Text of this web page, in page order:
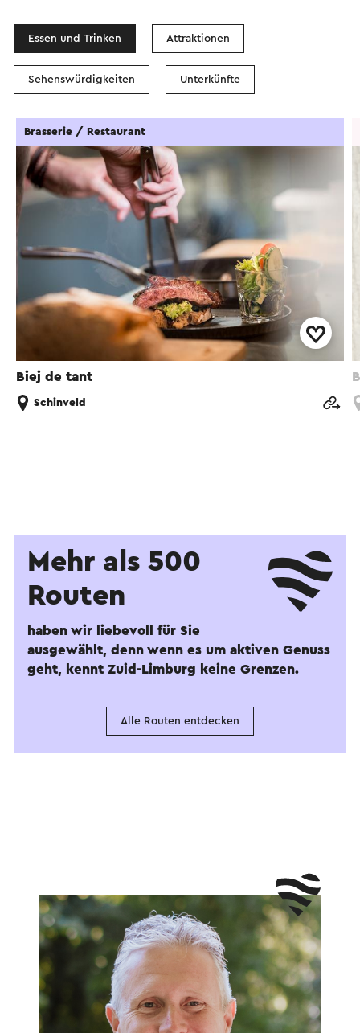
Essen und Trinken Attraktionen
Sehenswürdigkeiten Unterkünfte
Biej de tant
Brasserie / Restaurant
Schinveld
Mehr als 500
Routen
haben wir liebevoll für Sie
ausgewählt, denn wenn es um aktiven Genuss
geht, kennt Zuid-Limburg keine Grenzen.
Alle Routen entdecken